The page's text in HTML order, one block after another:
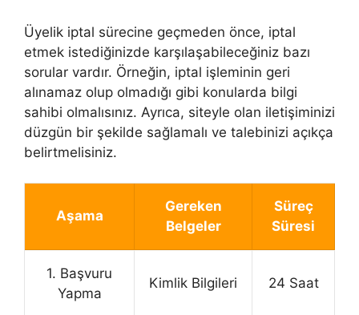
Üyelik iptal sürecine geçmeden önce, iptal
etmek istediğinizde karşılaşabileceğiniz bazı
sorular vardır. Örneğin, iptal işleminin geri
alınamaz olup olmadığı gibi konularda bilgi
sahibi olmalısınız. Ayrıca, siteyle olan iletişiminizi
düzgün bir şekilde sağlamalı ve talebinizi açıkça
belirtmelisiniz.
Aşama
Gereken
Belgeler
Süreç
Süresi
1. Başvuru
Yapma
Kimlik Bilgileri 24 Saat